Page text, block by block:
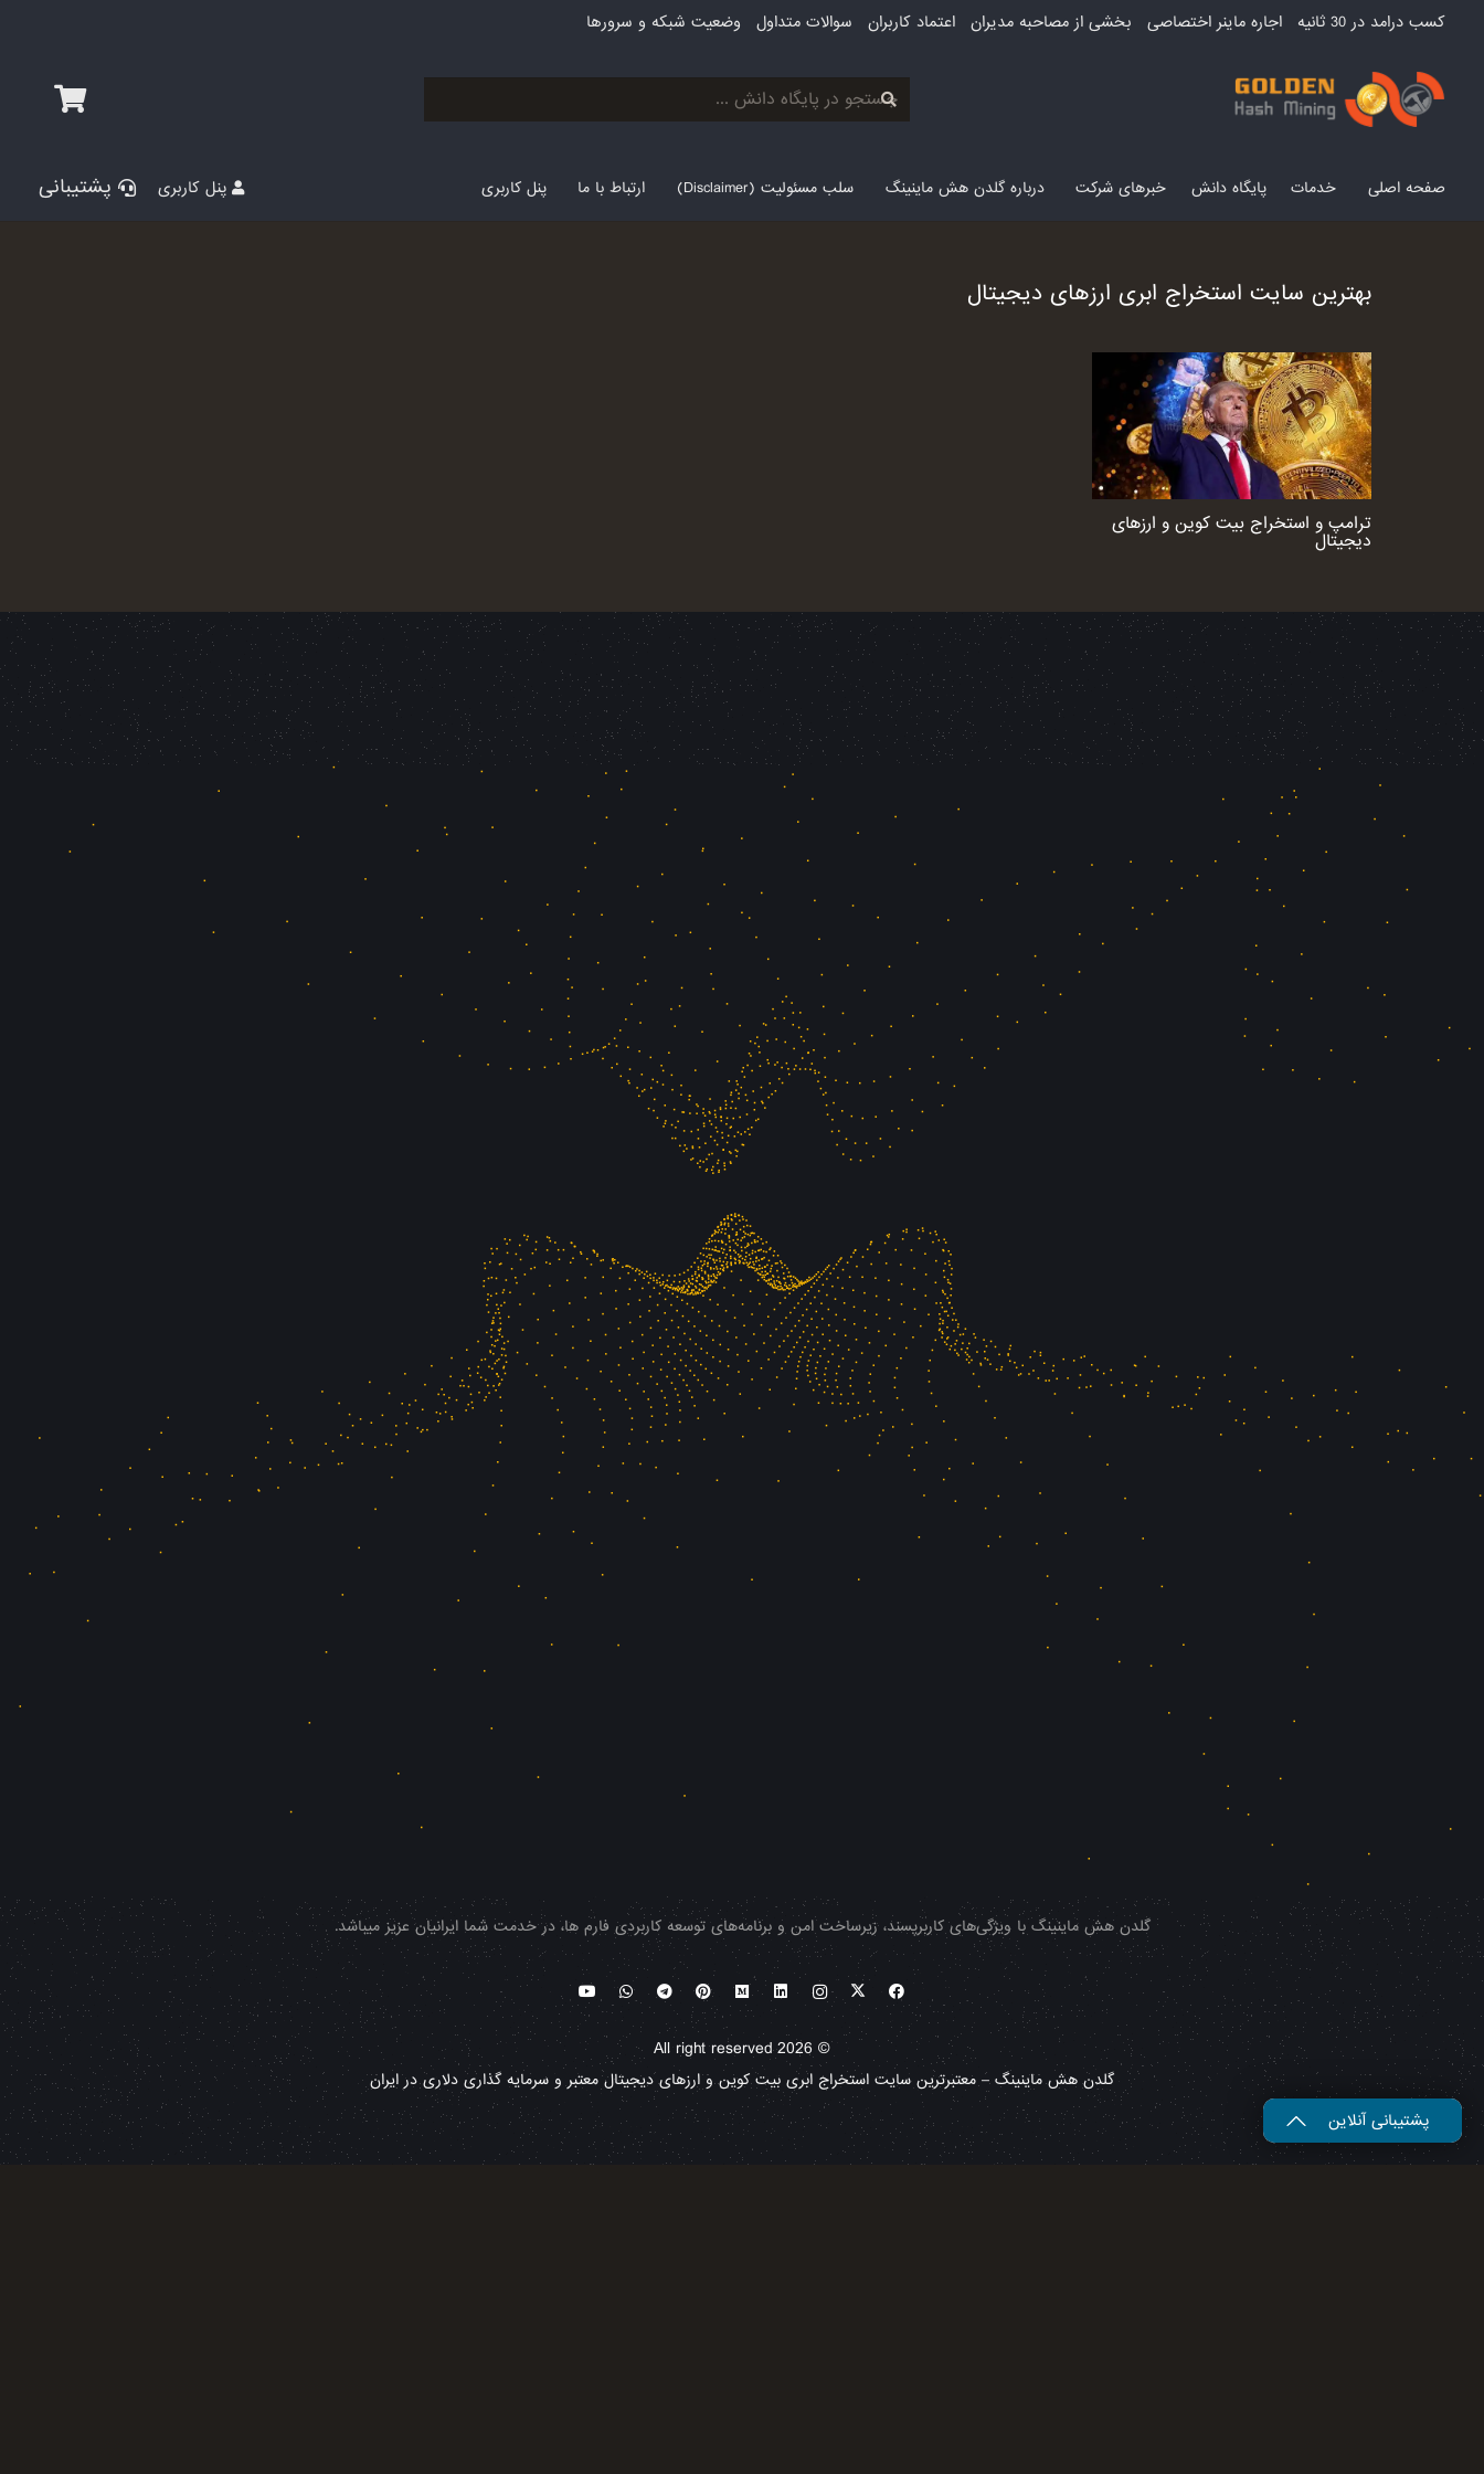
کسب درامد در 30 ثانیه اجاره ماینر اختصاصی بخشی از مصاحبه مدیران اعتماد کاربران سوالات متداول وضعیت شبکه و سرورها
صفحه اصلی خدمات پایگاه دانش خبرهای شرکت درباره گلدن هش ماینینگ سلب مسئولیت (Disclaimer) ارتباط با ما پنل کاربری پنل کاربری پشتیبانی
بهترین سایت استخراج ابری ارزهای دیجیتال
ترامپ و استخراج بیت کوین و ارزهای
دیجیتال
گلدن هش ماینینگ با ویژگی‌های کاربرپسند، زیرساخت امن و برنامه‌های توسعه کاربردی فارم ها، در خدمت شما ایرانیان عزیز میباشد.
© All right reserved 2026
گلدن هش ماینینگ – معتبرترین سایت استخراج ابری بیت کوین و ارزهای دیجیتال معتبر و سرمایه گذاری دلاری در ایران
پشتیبانی آنلاین